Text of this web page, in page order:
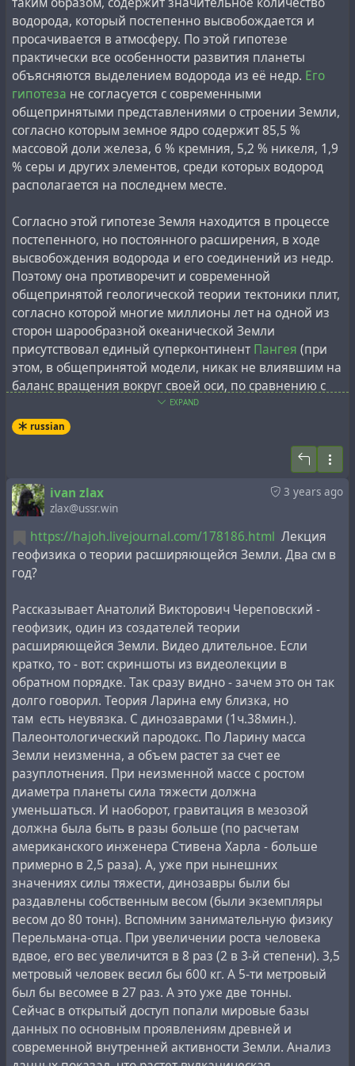
Waldorf-Astoria, расхваливая фильтр Micronite как
"величайшую защиту здоровья в истории сигарет".
Играя на вере публики в науку и технологии,
реклама Kent рассказывала гламурную, хотя и
туманную историю о том, как поиски нового
фильтра "закончились на атомной
электростанции, где производители KENT нашли
материал, используемый для фильтрации воздуха
от микроскопических примесей".
реклама. "Это чистый, беспыльный, абсолютно
безвредный материал, который настолько
безопасен, настолько эффективен, что
используется для фильтрации воздуха в
операционных ведущих больниц".
Маркетинговая акция включала рекламу в
медицинских журналах и подарочные коробки Kent
для врачей, сопровождаемые письмами "Дорогой
доктор", в которых говорилось о преимуществах
этого материала для "пациентов, которым вы
были вынуждены посоветовать сократить или
Фильтрующий материал производился на заводах
H&V в Массачусетсе и поставлялся на заводы
Lorillard в Кентукки и Нью-Джерси. Для работников
H&V результаты оказались катастрофическими:
Одна женщина, Элизабет Джейкобс, похоронила
своего мужа и брата, работников H&V, которые
соответственно. Сама Джейкобс умерла от
мезотелиомы в возрасте 54 лет. Единственный
известный случай контакта с асбестом произошел
во время стирки пыльной рабочей одежды ее мужа.
Завод был "монстром, создающим пыль", - сказал
мне Джеймс А. Талкотт, онколог, который был
соавтором исследования работников фильтра H&V.
Исследование Талкотта, опубликованное в журнале
New England Journal of Medicine в 1989 году,
отслеживало состояние здоровья 33 бывших
работников завода компании в Западном Гротоне.
К моменту выхода статьи 28 из них умерли - более
чем в три раза больше, чем ожидалось, исходя из
средней продолжительности жизни - 18 из них от
болезней, связанных с асбестом. Четверо из пяти
оставшихся в живых рабочих также были больны.
Десятки работников Lorillard также умерли от
мезотелиомы - в судебном деле в Луисвилле 34
жертвы перечислены по инициалам.
Хотя работники завода, безусловно, подвергались
воздействию, вопрос о том, сколько асбеста
вдыхали курильщики Кента, является гораздо более
спорным. Внутренние документы
#nature# planet#revision#water#science#ussr
водорода, который постепенно высвобождается и
просачивается в атмосферу. По этой гипотезе
практически все особенности развития планеты
объясняются выделением водорода из её недр. Его
гипотеза не согласуется с современными
общепринятыми представлениями о строении Земли,
согласно которым земное ядро содержит 85,5 %
массовой доли железа, 6 % кремния, 5,2 % никеля, 1,9
% серы и других элементов, среди которых водород
располагается на последнем месте.
Согласно этой гипотезе Земля находится в процессе
постепенного, но постоянного расширения, в ходе
высвобождения водорода и его соединений из недр.
Поэтому она противоречит и современной
общепринятой геологической теории тектоники плит,
согласно которой многие миллионы лет на одной из
сторон шарообразной океанической Земли
присутствовал единый суперконтинент Пангея (при
этом, в общепринятой модели, никак не влиявшим на
баланс вращения вокруг своей оси, по сравнению с
современным), постепенно распавшийся на
известные сегодня континенты, путём
рельефе дна океанов, в частности картографирование
, лучше согласуются с
моделью расширяющейся Земли
, и в частности,
гипотезой Ларина.
Кроме того, гипотеза Ларина противоречит
общеизвестнойтеории круговорота воды в природе
согласно которой общее количество воды на Земле не
меняется, и она постоянно замкнуто циркулирует
посредством испарения в атмосферу и выпадения
осадков. Согласно гипотезе изначально гидридной
Земли, водород, выделяющийся из недр, при
достижении атмосферы окисляется и так образуется
вода. В результате, помимо влагооборота, так же
происходит и постоянное образование воды из недр
Земли. Эта гипотеза объясняет, необъяснимые в
рамках общепринятой теории, непересыхающие
истоки некоторых горных рек, при отсутствии
ледников.
Владимир Ларин многие годы занимался разработкой
своей гипотезы в рамках академической работы
Геологического института АН СССР. Несмотря на то,
что к концу жизни он отошёл от академической
деятельности и 20 лет назад зарегистрировал
EXPAND
russian
3 years ago
ivan zlax
zlax@ussr.win
https://hajoh.livejournal.com/178186.html Лекция
геофизика о теории расширяющейся Земли. Два см в
год?
Рассказывает Анатолий Викторович Череповский -
геофизик, один из создателей теории
расширяющейся Земли. Видео длительное. Если
кратко, то - вот: cкриншоты из видеолекции в
обратном порядке. Так сразу видно - зачем это он так
долго говорил. Теория Ларина ему близка, но
там есть неувязка. С динозаврами (1ч.38мин.).
Палеонтологический пародокс. По Ларину масса
Земли неизменна, а объем растет за счет ее
разуплотнения. При неизменной массе с ростом
диаметра планеты сила тяжести должна
уменьшаться. И наоборот, гравитация в мезозой
должна была быть в разы больше (по расчетам
американского инженера Стивена Харла - больше
примерно в 2,5 раза). А, уже при нынешних
значениях силы тяжести, динозавры были бы
раздавлены собственным весом (были экземпляры
весом до 80 тонн). Вспомним занимательную физику
Перельмана-отца. При увеличении роста человека
вдвое, его вес увеличится в 8 раз (2 в 3-й степени). 3,5
метровый человек весил бы 600 кг. А 5-ти метровый
был бы весомее в 27 раз. А это уже две тонны.
Сейчас в открытый доступ попали мировые базы
данных по основным проявлениям древней и
современной внутренней активности Земли. Анализ